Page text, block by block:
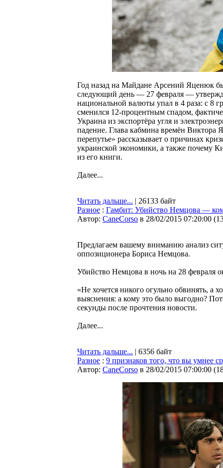
Год назад на Майдане Арсений Яценюк
следующий день — 27 февраля —
национальной валюты упал в 4 раза: с 8
сменился 12-процентным спадом,
Украина из экспортёра угля и
падение. Глава кабмина времён Виктора
перепутье» рассказывает о причинах
украинской экономики, а также почему
из его книги.
Далее...
Читать дальше... | 26133 байт
Разное : Гамбит: Убийство Немцова —
Автор: CaneCorso в 28/02/2015 07:20:00 (
Предлагаем вашему вниманию анализ
оппозиционера Бориса Немцова.
Убийство Немцова в ночь на 28 февраля
«Не хочется никого огульно обвинять, а
выяснения: а кому это было выгодно?
секунды после прочтения новости.
Далее...
Читать дальше... | 6356 байт
Разное : 9 признаков того, что вы умнее
Автор: CaneCorso в 28/02/2015 07:00:00 (